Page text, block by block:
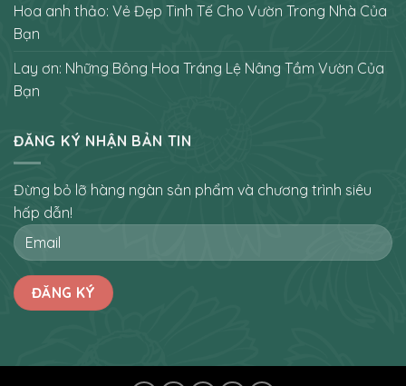
Hoa anh thảo: Vẻ Đẹp Tinh Tế Cho Vườn Trong Nhà Của
Bạn
Lay ơn: Những Bông Hoa Tráng Lệ Nâng Tầm Vườn Của
Bạn
ĐĂNG KÝ NHẬN BẢN TIN
Đừng bỏ lỡ hàng ngàn sản phẩm và chương trình siêu
hấp dẫn!